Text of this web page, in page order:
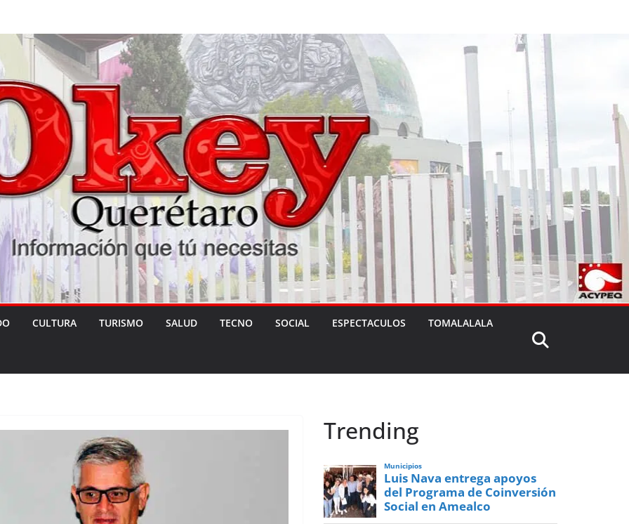
CULTURA TURISMO SALUD TECNO SOCIAL ESPECTACULOS TOMALALALA
Trending
Municipios
Luis Nava entrega apoyos
del Programa de Coinversión
Social en Amealco